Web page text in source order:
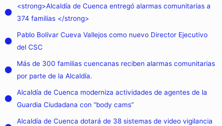
<strong>Alcaldía de Cuenca entregó alarmas comunitarias a
374 familias </strong>
Pablo Bolívar Cueva Vallejos como nuevo Director Ejecutivo
del CSC
Más de 300 familias cuencanas reciben alarmas comunitarias
por parte de la Alcaldía.
Alcaldía de Cuenca moderniza actividades de agentes de la
Guardia Ciudadana con “body cams”
Alcaldía de Cuenca dotará de 38 sistemas de video vigilancia